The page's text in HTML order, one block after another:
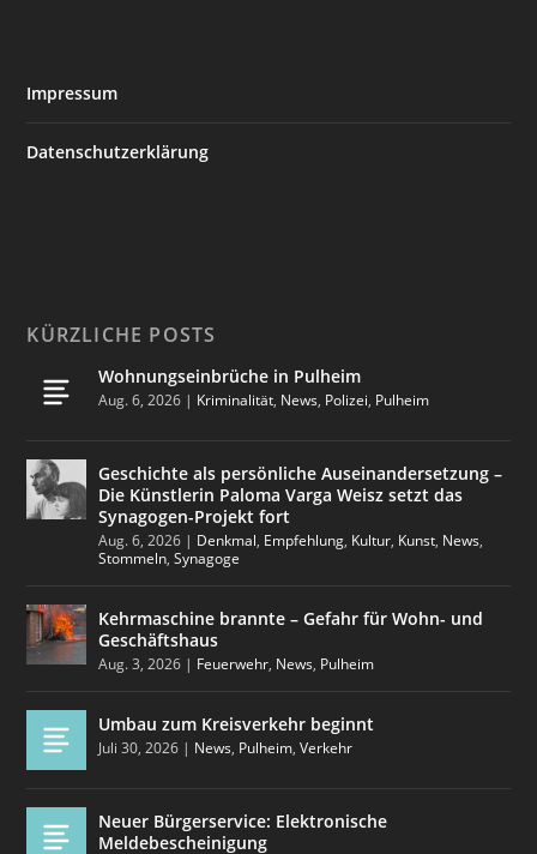
Impressum
Datenschutzerklärung
KÜRZLICHE POSTS
Wohnungseinbrüche in Pulheim
Aug. 6, 2026 | Kriminalität, News, Polizei, Pulheim
Geschichte als persönliche Auseinandersetzung –
Die Künstlerin Paloma Varga Weisz setzt das
Synagogen-Projekt fort
Aug. 6, 2026 | Denkmal, Empfehlung, Kultur, Kunst, News,
Stommeln,Synagoge
Kehrmaschine brannte – Gefahr für Wohn- und
Geschäftshaus
Aug. 3, 2026 | Feuerwehr, News, Pulheim
Umbau zum Kreisverkehr beginnt
Juli 30, 2026 | News, Pulheim,Verkehr
Neuer Bürgerservice: Elektronische
Meldebescheinigung